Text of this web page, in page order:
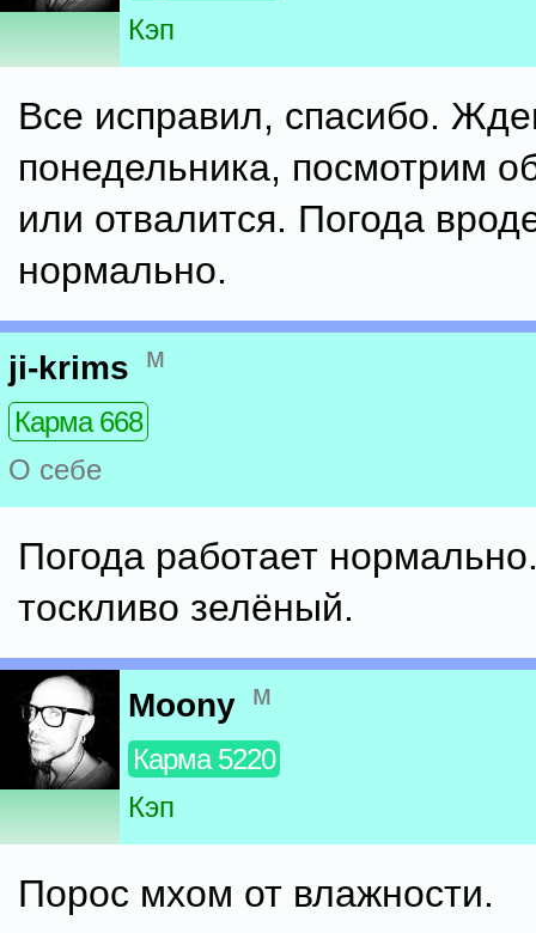
Кэп
Все исправил, спасибо.
понедельника, посмотрим
или отвалится. Погода
нормально.
ji-krims м
Карма 668
О себе
Погода работает
тоскливо зелёный.
Moony м
Карма 5220
Кэп
Порос мхом от влажности.